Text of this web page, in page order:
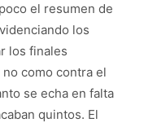
el resumen de
los
los finales
como contra el
se echa en falta
quintos. El